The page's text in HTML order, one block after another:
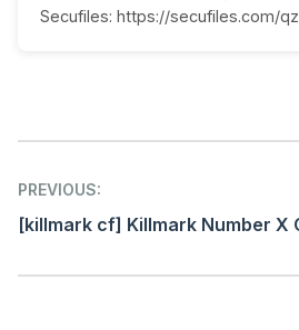
Secufiles: https://secufiles.com/
Post
navigation
PREVIOUS:
[killmark cf] Killmark Number X